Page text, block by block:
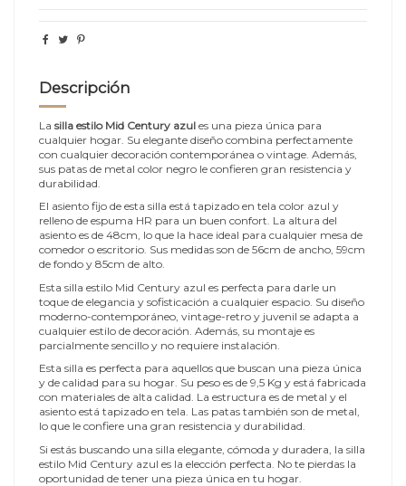
Descripción
La silla estilo Mid Century azul es una pieza única para
cualquier hogar. Su elegante diseño combina perfectamente
con cualquier decoración contemporánea o vintage. Además,
sus patas de metal color negro le confieren gran resistencia y
durabilidad.
El asiento fijo de esta silla está tapizado en tela color azul y
relleno de espuma HR para un buen confort. La altura del
asiento es de 48cm, lo que la hace ideal para cualquier mesa de
comedor o escritorio. Sus medidas son de 56cm de ancho, 59cm
de fondo y 85cm de alto.
Esta silla estilo Mid Century azul es perfecta para darle un
toque de elegancia y sofisticación a cualquier espacio. Su diseño
moderno-contemporáneo, vintage-retro y juvenil se adapta a
cualquier estilo de decoración. Además, su montaje es
parcialmente sencillo y no requiere instalación.
Esta silla es perfecta para aquellos que buscan una pieza única
y de calidad para su hogar. Su peso es de 9,5 Kg y está fabricada
con materiales de alta calidad. La estructura es de metal y el
asiento está tapizado en tela. Las patas también son de metal,
lo que le confiere una gran resistencia y durabilidad.
Si estás buscando una silla elegante, cómoda y duradera, la silla
estilo Mid Century azul es la elección perfecta. No te pierdas la
oportunidad de tener una pieza única en tu hogar.